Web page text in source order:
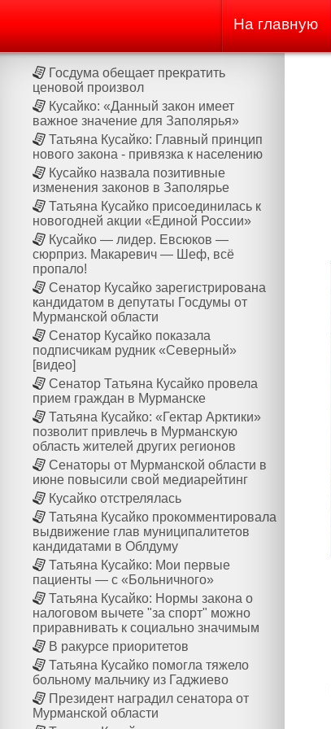
На главную
Госдума обещает прекратить
ценовой произвол
Кусайко: «Данный закон имеет
важное значение для Заполярья»
Татьяна Кусайко: Главный принцип
нового закона - привязка к населению
Кусайко назвала позитивные
изменения законов в Заполярье
Татьяна Кусайко присоединилась к
новогодней акции «Единой России»
Кусайко — лидер. Евсюков —
сюрприз. Макаревич — Шеф, всё
пропало!
Сенатор Кусайко зарегистрирована
кандидатом в депутаты Госдумы от
Мурманской области
Сенатор Кусайко показала
подписчикам рудник «Северный»
[видео]
Сенатор Татьяна Кусайко провела
прием граждан в Мурманске
Татьяна Кусайко: «Гектар Арктики»
позволит привлечь в Мурманскую
область жителей других регионов
Сенаторы от Мурманской области в
июне повысили свой медиарейтинг
Кусайко отстрелялась
Татьяна Кусайко прокомментировала
выдвижение глав муниципалитетов
кандидатами в Облдуму
Татьяна Кусайко: Мои первые
пациенты — с «Больничного»
Татьяна Кусайко: Нормы закона о
налоговом вычете "за спорт" можно
приравнивать к социально значимым
В ракурсе приоритетов
Татьяна Кусайко помогла тяжело
больному мальчику из Гаджиево
Президент наградил сенатора от
Мурманской области